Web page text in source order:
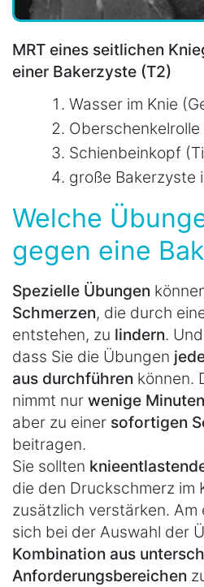
MRT eines seitlichen
einer Bakerzyste (T2)
Wasser im Knie
Oberschenkelrolle
Schienbeinkopf
große Bakerzyste
Welche
gegen eine
Spezielle Übungen
Schmerzen, die durch
entstehen, zu lindern.
dass Sie die Übungen
aus durchführen können.
nimmt nur wenige
aber zu einer sofortigen
beitragen.
Sie sollten
die den Druckschmerz im
zusätzlich verstärken.
sich bei der Auswahl der
Kombination aus
Anforderungsbereichen